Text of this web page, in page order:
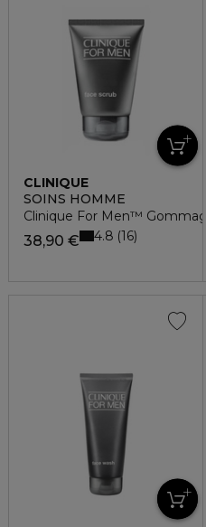
CLINIQUE
SOINS HOMME
Clinique For Men™
38,90 € 4.8 16